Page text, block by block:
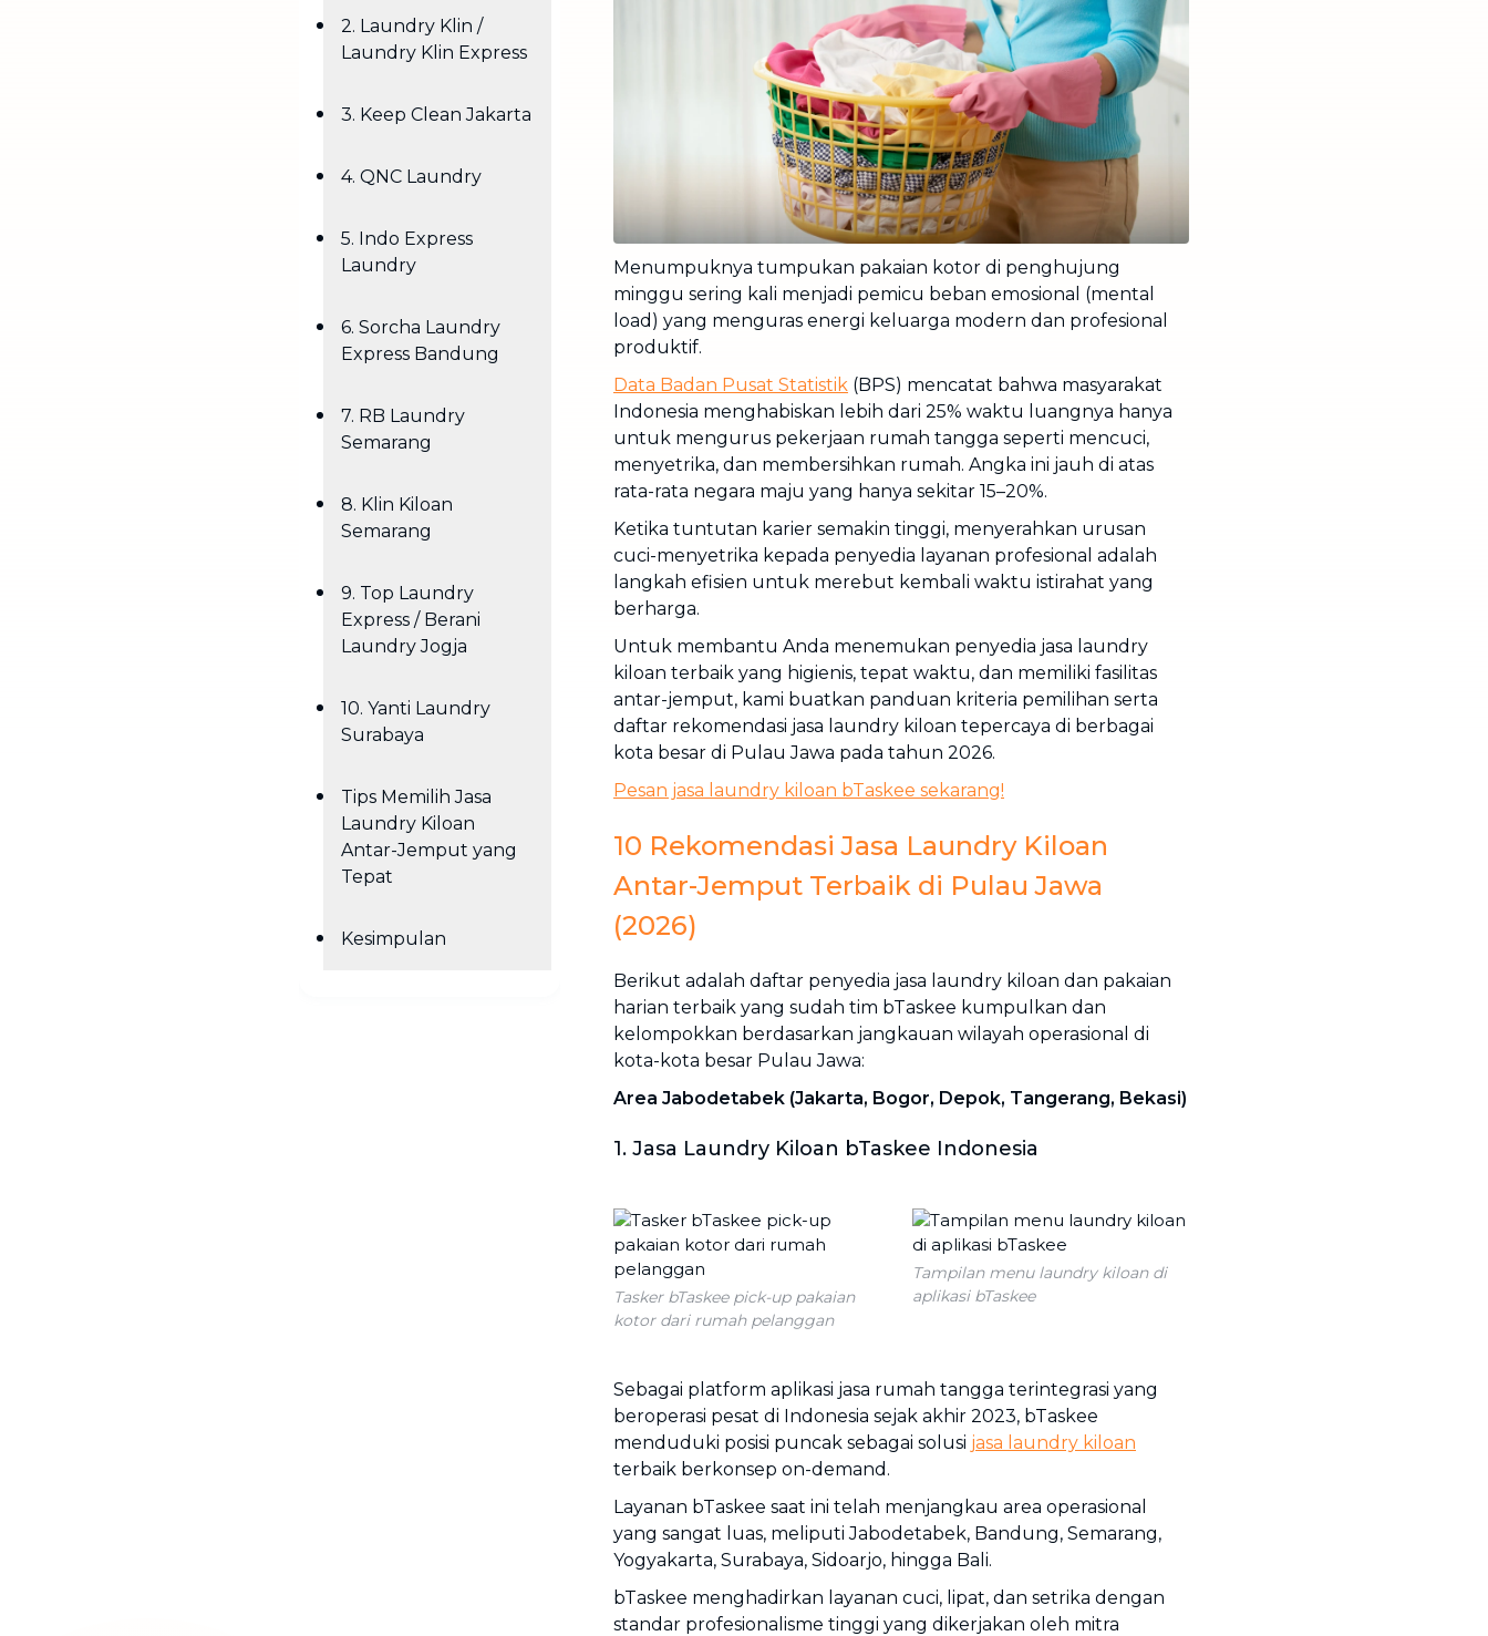
Layanan pembersihan sofa, kasur,
gorden, dan karpet profesional
Pindahan Rumah
Layanan pindahan dan relokasi
rumah secara menyeluruh
2. Laundry Klin /
Laundry Klin Express
3. Keep Clean Jakarta
4. QNC Laundry
5. Indo Express
Laundry
6. Sorcha Laundry
Express Bandung
7. RB Laundry
Semarang
8. Klin Kiloan
Semarang
9. Top Laundry
Express / Berani
Laundry Jogja
10. Yanti Laundry
Surabaya
Tips Memilih Jasa
Laundry Kiloan
Antar-Jemput yang
Tepat
Kesimpulan
Menumpuknya tumpukan pakaian kotor di penghujung
minggu sering kali menjadi pemicu beban emosional (mental
load) yang menguras energi keluarga modern dan profesional
produktif.
Data Badan Pusat Statistik (BPS) mencatat bahwa masyarakat
Indonesia menghabiskan lebih dari 25% waktu luangnya hanya
untuk mengurus pekerjaan rumah tangga seperti mencuci,
menyetrika, dan membersihkan rumah. Angka ini jauh di atas
rata-rata negara maju yang hanya sekitar 15–20%.
Ketika tuntutan karier semakin tinggi, menyerahkan urusan
cuci-menyetrika kepada penyedia layanan profesional adalah
langkah efisien untuk merebut kembali waktu istirahat yang
berharga.
Untuk membantu Anda menemukan penyedia jasa laundry
kiloan terbaik yang higienis, tepat waktu, dan memiliki fasilitas
antar-jemput, kami buatkan panduan kriteria pemilihan serta
daftar rekomendasi jasa laundry kiloan tepercaya di berbagai
kota besar di Pulau Jawa pada tahun 2026.
Pesan jasa laundry kiloan bTaskee sekarang!
10 Rekomendasi Jasa Laundry Kiloan
Antar-Jemput Terbaik di Pulau Jawa
(2026)
Berikut adalah daftar penyedia jasa laundry kiloan dan pakaian
harian terbaik yang sudah tim bTaskee kumpulkan dan
kelompokkan berdasarkan jangkauan wilayah operasional di
kota-kota besar Pulau Jawa:
Area Jabodetabek (Jakarta, Bogor, Depok, Tangerang, Bekasi)
1. Jasa Laundry Kiloan bTaskee Indonesia
Tasker bTaskee pick-up pakaian
kotor dari rumah pelanggan
Tampilan menu laundry kiloan di
aplikasi bTaskee
Sebagai platform aplikasi jasa rumah tangga terintegrasi yang
beroperasi pesat di Indonesia sejak akhir 2023, bTaskee
menduduki posisi puncak sebagai solusi jasa laundry kiloan
terbaik berkonsep on-demand.
Layanan bTaskee saat ini telah menjangkau area operasional
yang sangat luas, meliputi Jabodetabek, Bandung, Semarang,
Yogyakarta, Surabaya, Sidoarjo, hingga Bali.
bTaskee menghadirkan layanan cuci, lipat, dan setrika dengan
standar profesionalisme tinggi yang dikerjakan oleh mitra